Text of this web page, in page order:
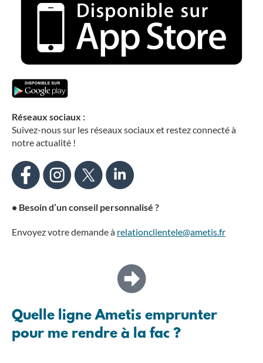
Réseaux sociaux :
Suivez-nous sur les réseaux sociaux et restez connecté à
notre actualité !
• Besoin d’un conseil personnalisé ?
Envoyez votre demande à relationclientele@ametis.fr
Quelle ligne Ametis emprunter
pour me rendre à la fac ?